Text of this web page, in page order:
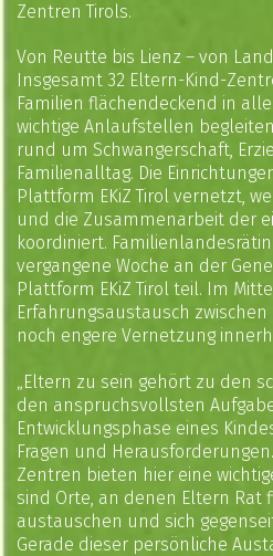
Zentren Tirols.
Von Reutte bis Lienz – von
Insgesamt 32 Eltern-Kind-
Familien flächendeckend in
wichtige Anlaufstellen
rund um Schwangerschaft,
Familienalltag. Die
Plattform EKiZ Tirol vernetzt,
und die Zusammenarbeit der
koordiniert.
vergangene Woche an der
Plattform EKiZ Tirol teil. Im
Erfahrungsaustausch
noch engere Vernetzung
„Eltern zu sein gehört zu den
den anspruchsvollsten
Entwicklungsphase eines
Fragen und
Zentren bieten hier eine
sind Orte, an denen Eltern Rat
austauschen und sich
Gerade dieser persönliche